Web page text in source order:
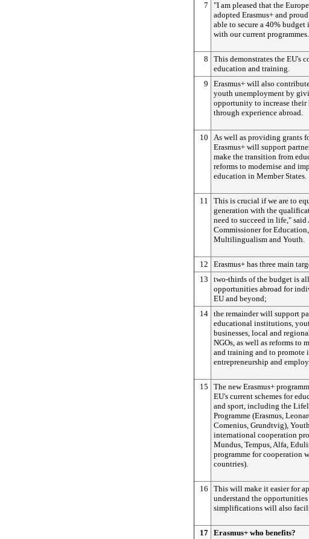
7
"I am pleased that the
adopted Erasmus+ and
able to secure a 40% budget
with our current programmes.
8
This demonstrates the EU's
education and training.
9
Erasmus+ will also
youth unemployment by
opportunity to increase
through experience abroad.
10
As well as providing grants
Erasmus+ will support
make the transition from
reforms to modernise and
education in Member States.
11
This is crucial if we are to
generation with the
need to succeed in life,"
Commissioner for
Multilingualism and Youth.
12
Erasmus+ has three main
13
two-thirds of the budget is
opportunities abroad for
EU and beyond;
14 the remainder will support
educational institutions,
businesses, local and
NGOs, as well as reforms to
and training and to promote
entrepreneurship and
15
The new Erasmus+
EU's current schemes for
and sport, including the
Programme (Erasmus,
Comenius, Grundtvig),
international cooperation
Mundus, Tempus, Alfa,
programme for cooperation
countries).
16
This will make it easier for
understand the
simplifications will also
17 Erasmus+ who benefits?